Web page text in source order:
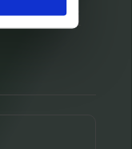
novosti